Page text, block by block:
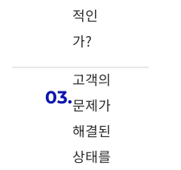
적인
가?
03.
고객의
문제가
해결된
상태를